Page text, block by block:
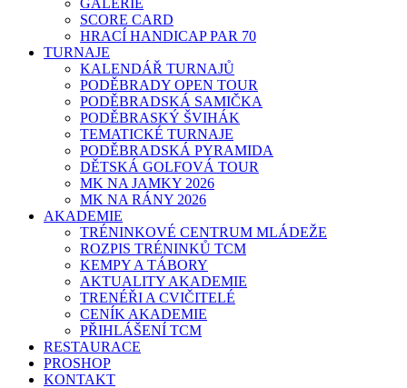
GALERIE
SCORE CARD
HRACÍ HANDICAP PAR 70
TURNAJE
KALENDÁŘ TURNAJŮ
PODĚBRADY OPEN TOUR
PODĚBRADSKÁ SAMIČKA
PODĚBRASKÝ ŠVIHÁK
TEMATICKÉ TURNAJE
PODĚBRADSKÁ PYRAMIDA
DĚTSKÁ GOLFOVÁ TOUR
MK NA JAMKY 2026
MK NA RÁNY 2026
AKADEMIE
TRÉNINKOVÉ CENTRUM MLÁDEŽE
ROZPIS TRÉNINKŮ TCM
KEMPY A TÁBORY
AKTUALITY AKADEMIE
TRENÉŘI A CVIČITELÉ
CENÍK AKADEMIE
PŘIHLÁŠENÍ TCM
RESTAURACE
PROSHOP
KONTAKT